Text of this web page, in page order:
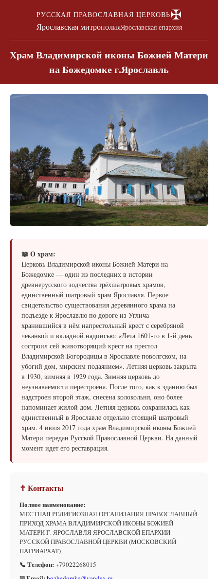
РУССКАЯ ПРАВОСЛАВНАЯ ЦЕРКОВЬ✠
Ярославская митрополияЯрославская епархия
Храм Владимирской иконы Божией Матери
на Божедомке г.Ярославль
📖 О храм:
Церковь Владимирской иконы Божией Матери на
Божедомке — один из последних в истории
древнерусского зодчества трёхшатровых храмов,
единственный шатровый храм Ярославля. Первое
свидетельство существования деревянного храма на
подъезде к Ярославлю по дороге из Углича —
хранившийся в нём напрестольный крест с серебряной
чеканкой и вкладной надписью: «Лета 1601-го в 1-й день
состроил сей животворящий крест на престол
Владимирской Богородицы в Ярославле поволгском, на
убогий дом, мирским подаянием». Летняя церковь закрыта
в 1930, зимняя в 1929 года. Зимняя церковь до
неузнаваемости перестроена. После того, как к зданию был
надстроен второй этаж, снесена колокольня, оно более
напоминает жилой дом. Летняя церковь сохранилась как
единственный в Ярославле отдельно стоящий шатровый
храм. 4 июля 2017 года храм Владимирской иконы Божией
Матери передан Русской Православной Церкви. На данный
момент идет его реставрация.
✝ Контакты
Полное наименование:
МЕСТНАЯ РЕЛИГИОЗНАЯ ОРГАНИЗАЦИЯ ПРАВОСЛАВНЫЙ
ПРИХОД ХРАМА ВЛАДИМИРСКОЙ ИКОНЫ БОЖИЕЙ
МАТЕРИ Г. ЯРОСЛАВЛЯ ЯРОСЛАВСКОЙ ЕПАРХИИ
РУССКОЙ ПРАВОСЛАВНОЙ ЦЕРКВИ (МОСКОВСКИЙ
ПАТРИАРХАТ)
📞 Телефон: +79022268015